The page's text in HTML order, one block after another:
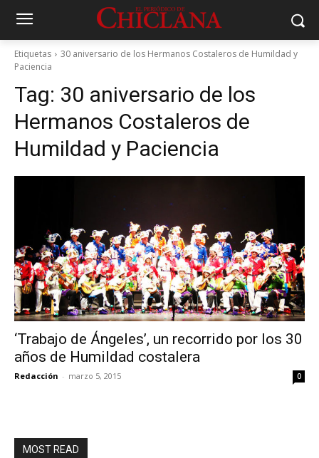
Etiquetas
30 aniversario de los Hermanos Costaleros de Humildad y
Paciencia
Tag: 30 aniversario de los
Hermanos Costaleros de
Humildad y Paciencia
‘Trabajo de Ángeles’, un recorrido por los 30
años de Humildad costalera
Redacción - marzo 5, 2015 0
MOST READ